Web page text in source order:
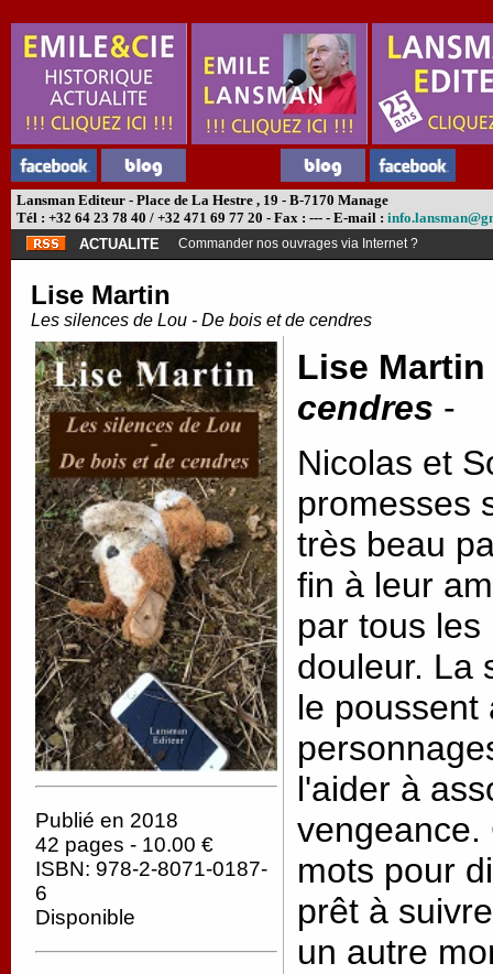
Lansman Editeur - Place de La Hestre , 19 - B-7170 Manage
Tél : +32 64 23 78 40 / +32 471 69 77 20 - Fax : --- - E-mail :
ACTUALITE
Commander nos ouvrages via Internet ?
Lise Martin
Les silences de Lou - De bois et de cendres
Publié en 2018
42 pages - 10.00 €
ISBN: 978-2-8071-0187-
6
Disponible
Lise
cendres -
Nicolas et
promesses
très beau
fin à leur
par tous
douleur. La
le poussent
l'aider à
vengeance.
mots pour
prêt à
un autre